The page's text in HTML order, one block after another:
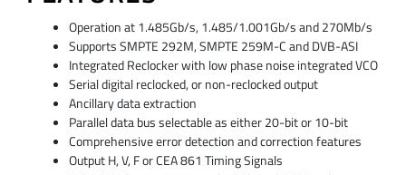
Operation at 1.485Gb/s, 1.485/1.001Gb/s and 270Mb/s
Supports SMPTE 292M, SMPTE 259M-C and DVB-ASI
Integrated Reclocker with low phase noise integrated VCO
Serial digital reclocked, or non-reclocked output
Ancillary data extraction
Parallel data bus selectable as either 20-bit or 10-bit
Comprehensive error detection and correction features
Output H, V, F or CEA 861 Timing Signals